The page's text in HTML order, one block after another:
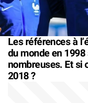
Les références à
du monde en
nombreuses. Et si
2018 ?